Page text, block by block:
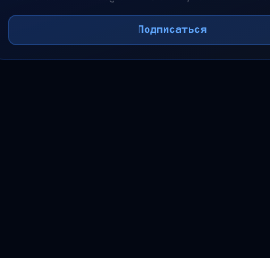
Подписаться